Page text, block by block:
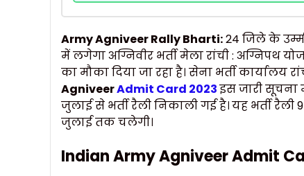
Army Agniveer Rally Bharti:24 जिले के
में लगेगा अग्निवीर भर्ती मेला रांची : अग्निपथ
का मौका दिया जा रहा है। सेना भर्ती
AgniveerAdmit Card 2023इस जारी सूचना
जुलाई से भर्ती रैली निकाली गई है।यह भर्ती रैली
जुलाई तक चलेगी।
Indian Army Agniveer Admit